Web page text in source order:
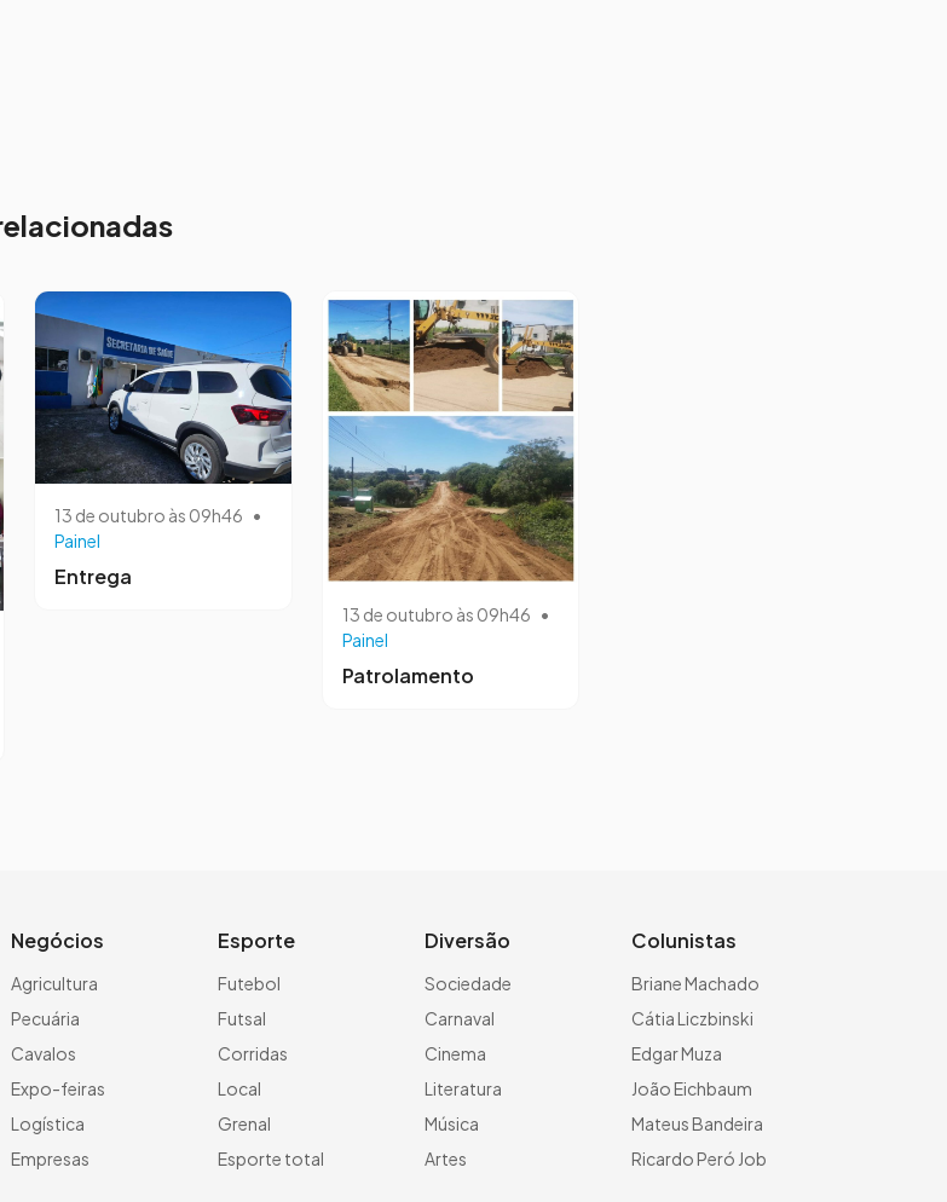
13 de outubro às 09h46 •
Painel
Entrega
13 de outubro às 09h46 •
Painel
Patrolamento
Negócios
Agricultura
Pecuária
Cavalos
Expo-feiras
Logística
Empresas
Esporte
Futebol
Futsal
Corridas
Local
Grenal
Esporte total
Diversão
Sociedade
Carnaval
Cinema
Literatura
Música
Artes
Colunistas
Briane Machado
Cátia Liczbinski
Edgar Muza
João Eichbaum
Mateus Bandeira
Ricardo Peró Job